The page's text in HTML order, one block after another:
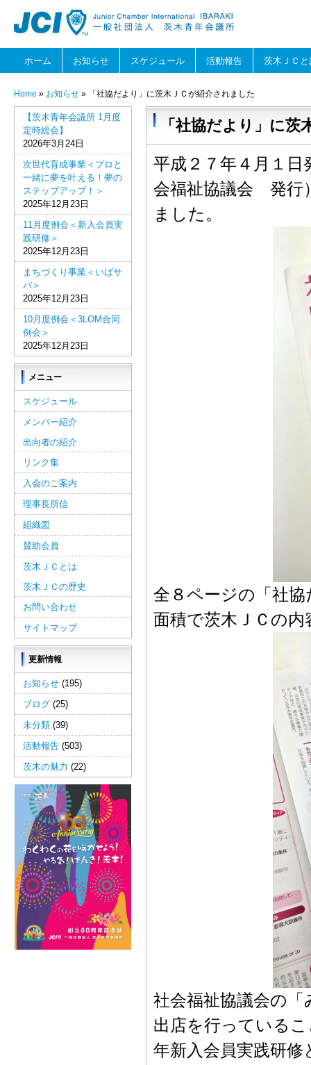
ホーム お知らせ スケジュール 活動報告 茨木ＪＣと
Home » お知らせ » 「社協だより」に茨木ＪＣが紹介されました
「社協だより」に
平成２７年４月１
会福祉協議会 発行
ました。
全８ページの「社
面積で茨木ＪＣの
社会福祉協議会の
出店を行っている
年新入会員実践研
【茨木青年会議所 1月度
定時総会】
2026年3月24日
次世代育成事業＜プロと
一緒に夢を叶える！夢の
ステップアップ！＞
2025年12月23日
11月度例会＜新入会員実
践研修＞
2025年12月23日
まちづくり事業＜いばサ
バ＞
2025年12月23日
10月度例会＜3LOM合同
例会＞
2025年12月23日
メニュー
スケジュール
メンバー紹介
出向者の紹介
リンク集
入会のご案内
理事長所信
組織図
賛助会員
茨木ＪＣとは
茨木ＪＣの歴史
お問い合わせ
サイトマップ
更新情報
お知らせ (195)
ブログ (25)
未分類 (39)
活動報告 (503)
茨木の魅力 (22)